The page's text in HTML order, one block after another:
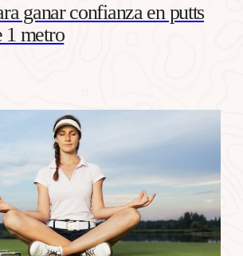
ganar confianza en putts
1 metro